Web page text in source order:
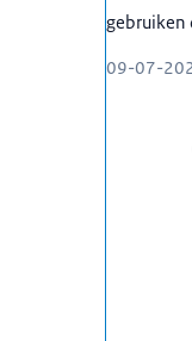
gebruiken
09-07-